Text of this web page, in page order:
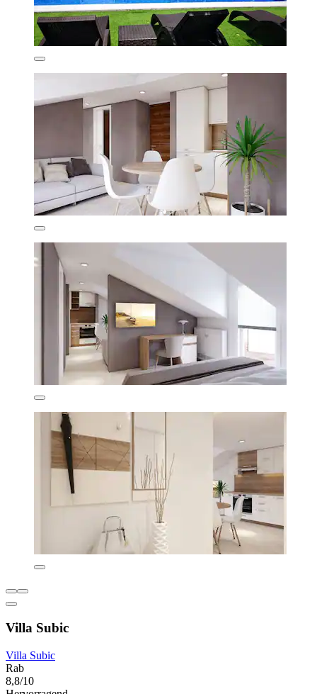
Villa Subic
Villa Subic
Rab
8,8/10